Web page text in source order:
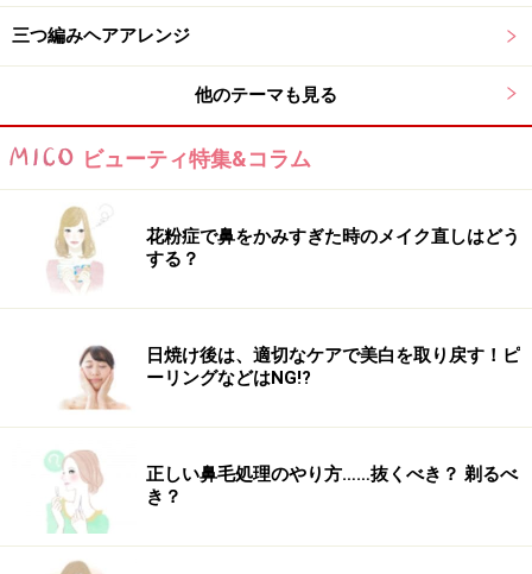
三つ編みヘアアレンジ
他のテーマも見る
ビューティ特集&コラム
花粉症で鼻をかみすぎた時のメイク直しはどう
する？
日焼け後は、適切なケアで美白を取り戻す！ピ
ーリングなどはNG!?
正しい鼻毛処理のやり方……抜くべき？ 剃るべ
き？